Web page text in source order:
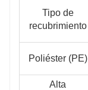
Tipo de
recubrimiento
Poliéster (PE)
Alta